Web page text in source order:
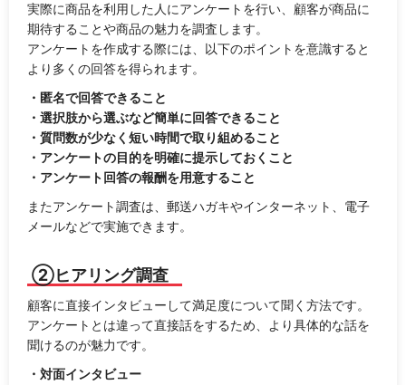
実際に商品を利用した人にアンケートを行い、顧客が商品に
期待することや商品の魅力を調査します。
アンケートを作成する際には、以下のポイントを意識すると
より多くの回答を得られます。
・匿名で回答できること
・選択肢から選ぶなど簡単に回答できること
・質問数が少なく短い時間で取り組めること
・アンケートの目的を明確に提示しておくこと
・アンケート回答の報酬を用意すること
またアンケート調査は、郵送ハガキやインターネット、電子
メールなどで実施できます。
②ヒアリング調査
顧客に直接インタビューして満足度について聞く方法です。
アンケートとは違って直接話をするため、より具体的な話を
聞けるのが魅力です。
・対面インタビュー